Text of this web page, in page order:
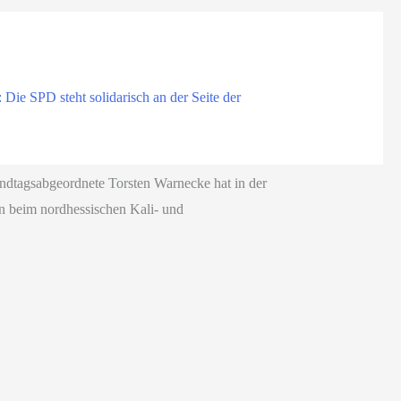
SPD steht solidarisch an der Seite der
Torsten Warnecke hat in der
beim nordhessischen Kali- und